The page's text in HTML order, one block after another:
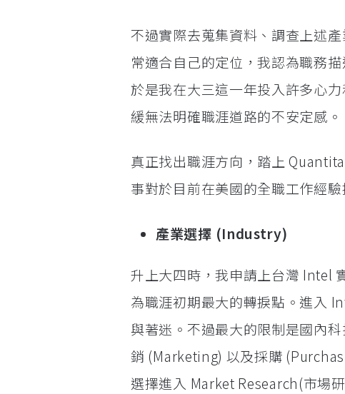
不過實際去蒐集資料、調查上述
常適合自己的定位，我認為職務
於是我在大三這一年投入許多心
緩無法明確職涯道路的不安定感。
真正找出職涯方向，踏上
事對於目前在美國的全職工作經
產業選擇 (Industry)
升上大四時，我申請上台灣 Intel
為職涯初期最大的轉捩點。進入
與著迷。不過最大的限制是國內
銷 (Marketing) 以及採購
選擇進入 Market Research(市場